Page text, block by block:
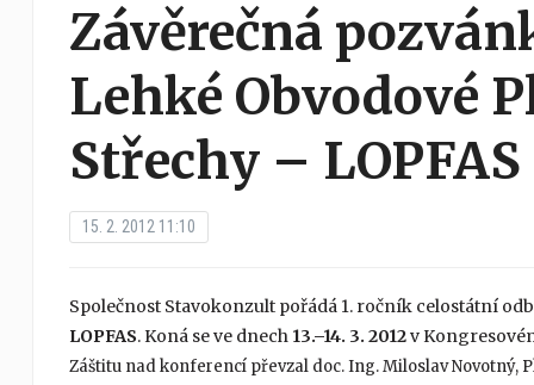
Závěrečná
Lehké Obvodové
Střechy – LOPFAS
15. 2. 2012 11:10
Společnost Stavokonzult pořádá 1. ročník celostátní
LOPFAS. Koná se ve dnech 13.–14. 3. 2012v
Záštitu nad konferencí převzal doc. Ing. Miloslav Novotný,